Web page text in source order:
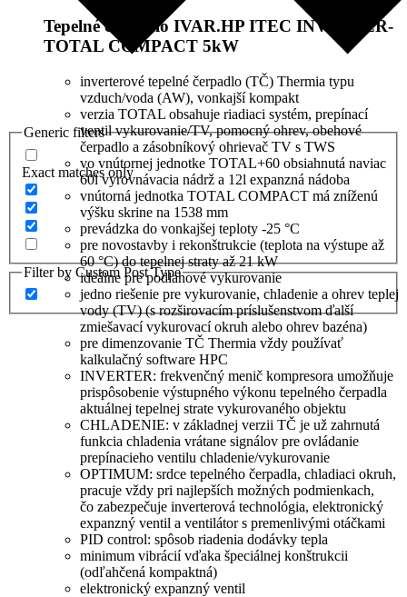
Generic filters
Exact matches only
Filter by Custom Post Type
Tepelné čerpadlo IVAR.HP ITEC INVERTER-
TOTAL COMPACT 5kW
inverterové tepelné čerpadlo (TČ) Thermia typu
vzduch/voda (AW), vonkajší kompakt
verzia TOTAL obsahuje riadiaci systém, prepínací
ventil vykurovanie/TV, pomocný ohrev, obehové
čerpadlo a zásobníkový ohrievač TV s TWS
vo vnútornej jednotke TOTAL+60 obsiahnutá naviac
60l vyrovnávacia nádrž a 12l expanzná nádoba
vnútorná jednotka TOTAL COMPACT má zníženú
výšku skrine na 1538 mm
prevádzka do vonkajšej teploty -25 °C
pre novostavby i rekonštrukcie (teplota na výstupe až
60 °C) do tepelnej straty až 21 kW
ideálne pre podlahové vykurovanie
jedno riešenie pre vykurovanie, chladenie a ohrev teplej
vody (TV) (s rozširovacím príslušenstvom ďalší
zmiešavací vykurovací okruh alebo ohrev bazéna)
pre dimenzovanie TČ Thermia vždy používať
kalkulačný software HPC
INVERTER: frekvenčný menič kompresora umožňuje
prispôsobenie výstupného výkonu tepelného čerpadla
aktuálnej tepelnej strate vykurovaného objektu
CHLADENIE: v základnej verzii TČ je už zahrnutá
funkcia chladenia vrátane signálov pre ovládanie
prepínacieho ventilu chladenie/vykurovanie
OPTIMUM: srdce tepelného čerpadla, chladiaci okruh,
pracuje vždy pri najlepších možných podmienkach,
čo zabezpečuje inverterová technológia, elektronický
expanzný ventil a ventilátor s premenlivými otáčkami
PID control: spôsob riadenia dodávky tepla
minimum vibrácií vďaka špeciálnej konštrukcii
(odľahčená kompaktná)
elektronický expanzný ventil